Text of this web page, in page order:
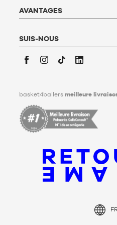
Basket4Ballers informe
vivant, des directives relatives
personnelles après son décès.
AVANTAGES
SUIS-NOUS
basket4ballers meilleure